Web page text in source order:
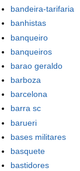
bandeira-tarifaria
banhistas
banqueiro
banqueiros
barao geraldo
barboza
barcelona
barra sc
barueri
bases militares
basquete
bastidores